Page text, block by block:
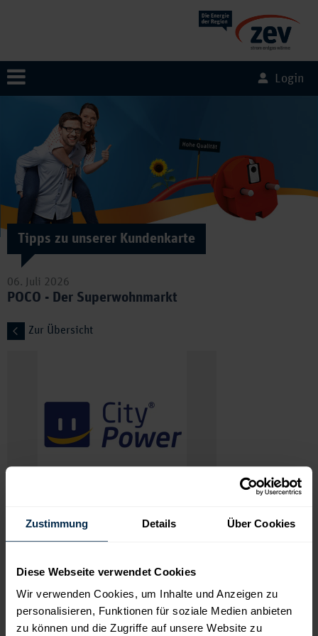
Zustimmung Details Über Cookies
Diese Webseite verwendet Cookies
Wir verwenden Cookies, um Inhalte und Anzeigen zu
personalisieren, Funktionen für soziale Medien anbieten
zu können und die Zugriffe auf unsere Website zu
Login
Tipps zu unserer Kundenkarte
06. Juli 2026
POCO - Der Superwohnmarkt
Zur Übersicht
IHR KARTENVORTEIL
Rabattaktionen kombinierbar. Ausgenommen sind Werbeware, Hot-
Deal-Artikel sowie Klein- und Großelektroartikel. Bitte nennen Sie
„CityPower-Vorteil“
BESCHREIBUNG